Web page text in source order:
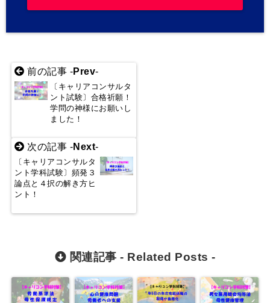
前の記事 -Prev-
〔キャリアコンサルタ
ント試験〕合格祈願！
学問の神様にお願いし
ました！
次の記事 -Next-
〔キャリアコンサルタ
ント学科試験〕頻発３
論点と４択の解き方ヒ
ント！
関連記事 - Related Posts -